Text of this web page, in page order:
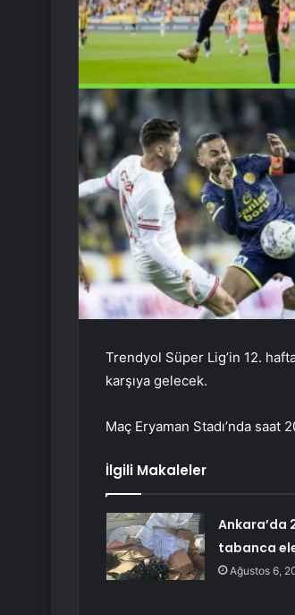
Trendyol Süper Lig’in 12.
karşıya gelecek.
Maç Eryaman Stadı’nda saat
İlgili Makaleler
Ankara’da
tabanca
Ağustos 6,